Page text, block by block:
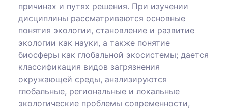
причинах и путях решения. При изучении
дисциплины рассматриваются основные
понятия экологии, становление и развитие
экологии как науки, а также понятие
биосферы как глобальной экосистемы; дается
классификация видов загрязнения
окружающей среды, анализируются
глобальные, региональные и локальные
экологические проблемы современности,